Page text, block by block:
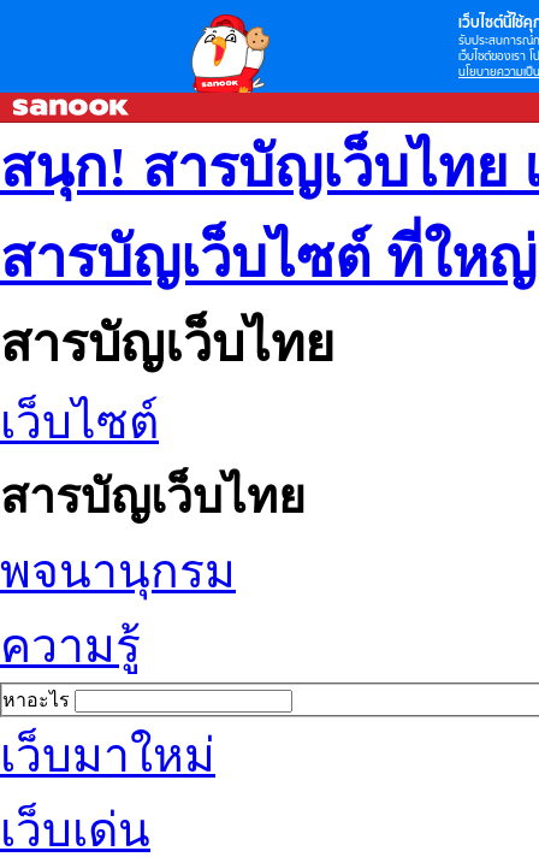
เว็บไซต์นี้ใช้คุ
รับประสบการณ์
เว็บไซต์ของเรา
นโยบายความเป็
สนุก! สารบัญเว็บไทย
สารบัญเว็บไซต์ ที่ให
สารบัญเว็บไทย
เว็บไซต์
สารบัญเว็บไทย
พจนานุกรม
ความรู้
หาอะไร
เว็บมาใหม่
เว็บเด่น